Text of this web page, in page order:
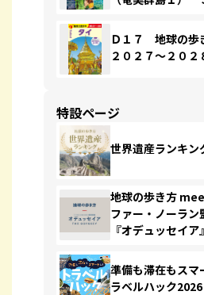
Ｄ１７ 地球の
２０２７～２０２
特設ページ
世界遺産ランキン
地球の歩き方
ファー・ノーラン
『オデュッセイア』
準備も滞在もス
ラベルハック2026